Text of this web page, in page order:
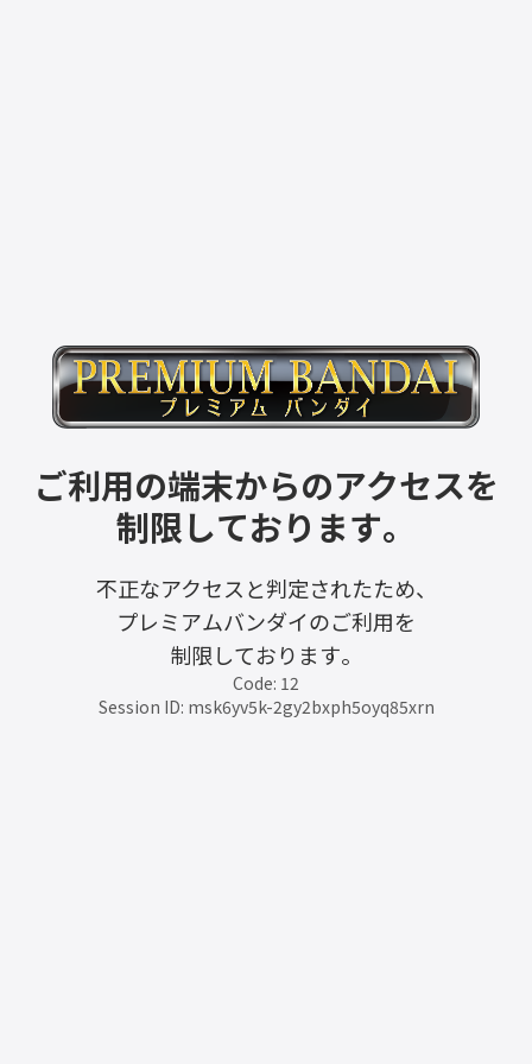
ご利用の端末からのアクセスを
制限しております。
不正なアクセスと判定されたため、
プレミアムバンダイのご利用を
制限しております。
Code: 12
Session ID: msk6yv5k-2gy2bxph5oyq85xrn